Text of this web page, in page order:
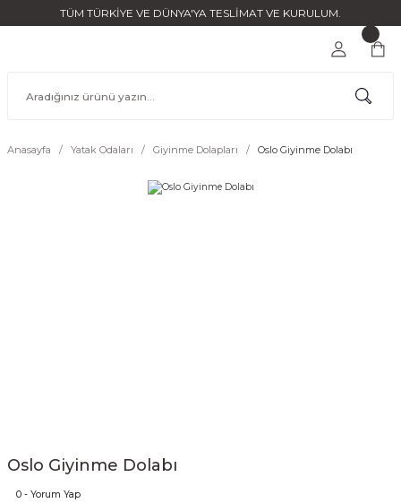
TÜM TÜRKİYE VE DÜNYA'YA TESLİMAT VE KURULUM.
Anasayfa Yatak Odaları Giyinme Dolapları Oslo Giyinme Dolabı
Oslo Giyinme Dolabı
0 - Yorum Yap